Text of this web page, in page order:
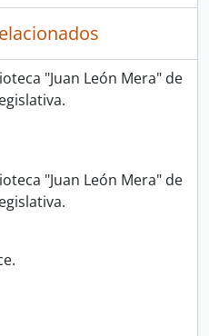
"Juan León Mera" de
"Juan León Mera" de